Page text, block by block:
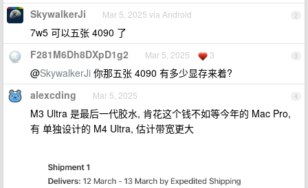
2
SkywalkerJi Mar 5, 2025 via Android
7w5 可以五张 4090 了
3
F281M6Dh8DXpD1g2 Mar 5, 2025 3
@SkywalkerJi 你那五张 4090 有多少显存来着?
4
alexcding Mar 5, 2025
M3 Ultra 是最后一代胶水, 肯花这个钱不如等今年的 Mac Pro,
有 单独设计的 M4 Ultra, 估计带宽更大